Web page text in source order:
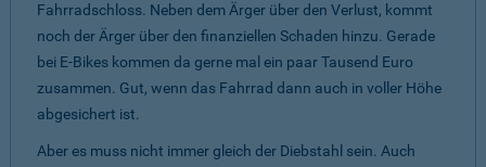
Fahrradschloss. Neben dem Ärger über den Verlust, kommt
noch der Ärger über den finanziellen Schaden hinzu. Gerade
bei E-Bikes kommen da gerne mal ein paar Tausend Euro
zusammen. Gut, wenn das Fahrrad dann auch in voller Höhe
abgesichert ist.
Aber es muss nicht immer gleich der Diebstahl sein. Auch